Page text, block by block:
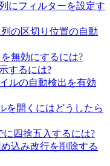
にフィルターを設定す
の区切り位置の自動
無効にするには?
するには?
ルの自動検出を有効
を開くにはどうしたら
四捨五入するには?
込み改行を削除する